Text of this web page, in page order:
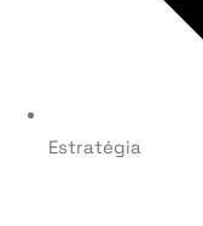
Estratégia